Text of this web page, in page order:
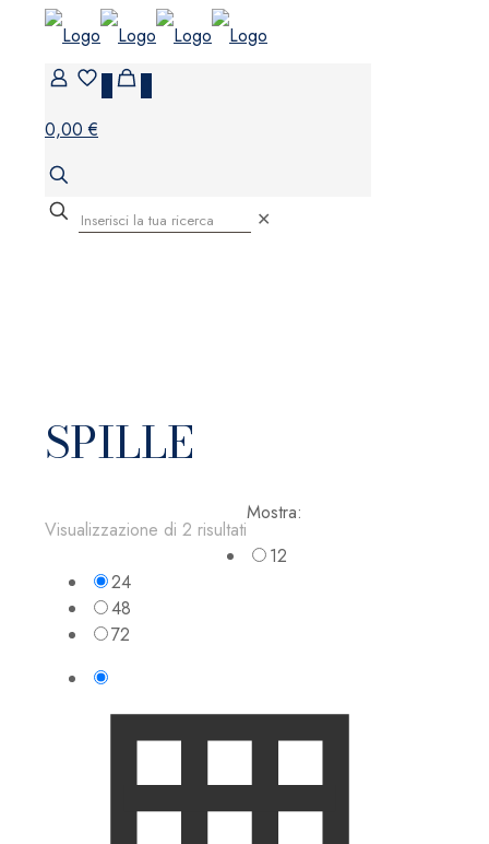
0,00 €
✕
SPILLE
Visualizzazione di 2 risultati
Mostra:
12
24
48
72